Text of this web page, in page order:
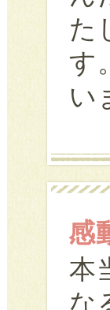
た
す
い
感
本
な